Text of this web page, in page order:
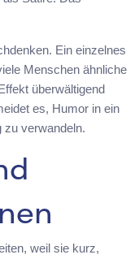
Ein einzelnes
Menschen ähnliche
überwältigend
es, Humor in ein
zu verwandeln.
weil sie kurz,